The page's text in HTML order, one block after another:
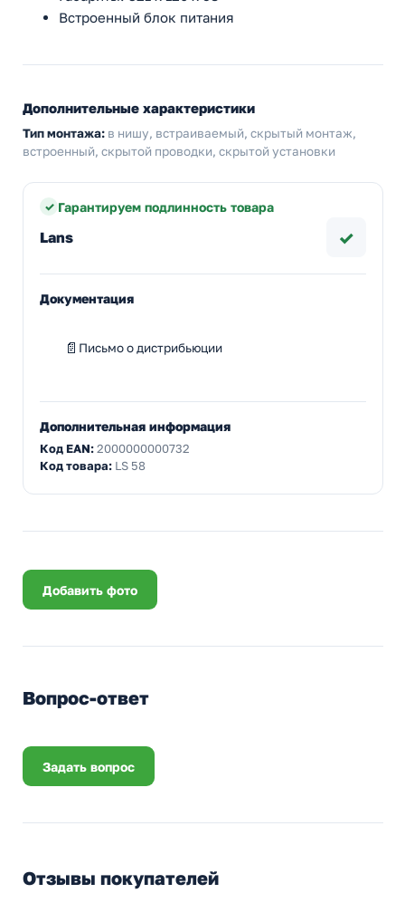
Вcтроенный блок питания
Дополнительные характеристики
Тип монтажа: в нишу, встраиваемый, скрытый монтаж,
встроенный, скрытой проводки, скрытой установки
Гарантируем подлинность товара
Lans ✓
Документация
Письмо о дистрибьюции
Дополнительная информация
Код EAN:2000000000732
Код товара: LS 58
Добавить фото
Вопрос-ответ
Задать вопрос
Отзывы покупателей